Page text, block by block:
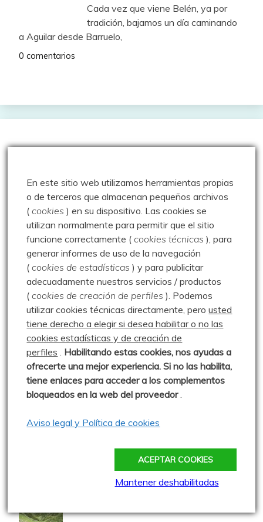
Cada vez que viene Belén, ya por
tradición, bajamos un día caminando
a Aguilar desde Barruelo,
0 comentarios
Los Chozos de Villafría y más – 15.08.19
Escalada – Orbaneja del Castillo –
Escalada – 16.08.17
Enredando por la Pedrosa – 14.07.20
Pozos de Fuentes Carrionas – 25.08.20
Peña Brez – 18.10.20
A setas por Salcedillo – 21.10.15
En este sitio web utilizamos herramientas propias
o de terceros que almacenan pequeños archivos
(cookies ) en su dispositivo. Las cookies se
utilizan normalmente para permitir que el sitio
funcione correctamente (cookies técnicas ), para
generar informes de uso de la navegación
(cookies de estadísticas ) y para publicitar
adecuadamente nuestros servicios / productos
(cookies de creación de perfiles ). Podemos
utilizar cookies técnicas directamente, perousted
tiene derecho a elegir si desea habilitar o no las
cookies estadísticas y de creación de
perfiles . Habilitando estas cookies, nos ayudas a
ofrecerte una mejor experiencia. Si no las habilita,
tiene enlaces para acceder a los complementos
bloqueados en la web del proveedor.
Aviso legal y Política de cookies
ACEPTAR COOKIES
Mantener deshabilitadas